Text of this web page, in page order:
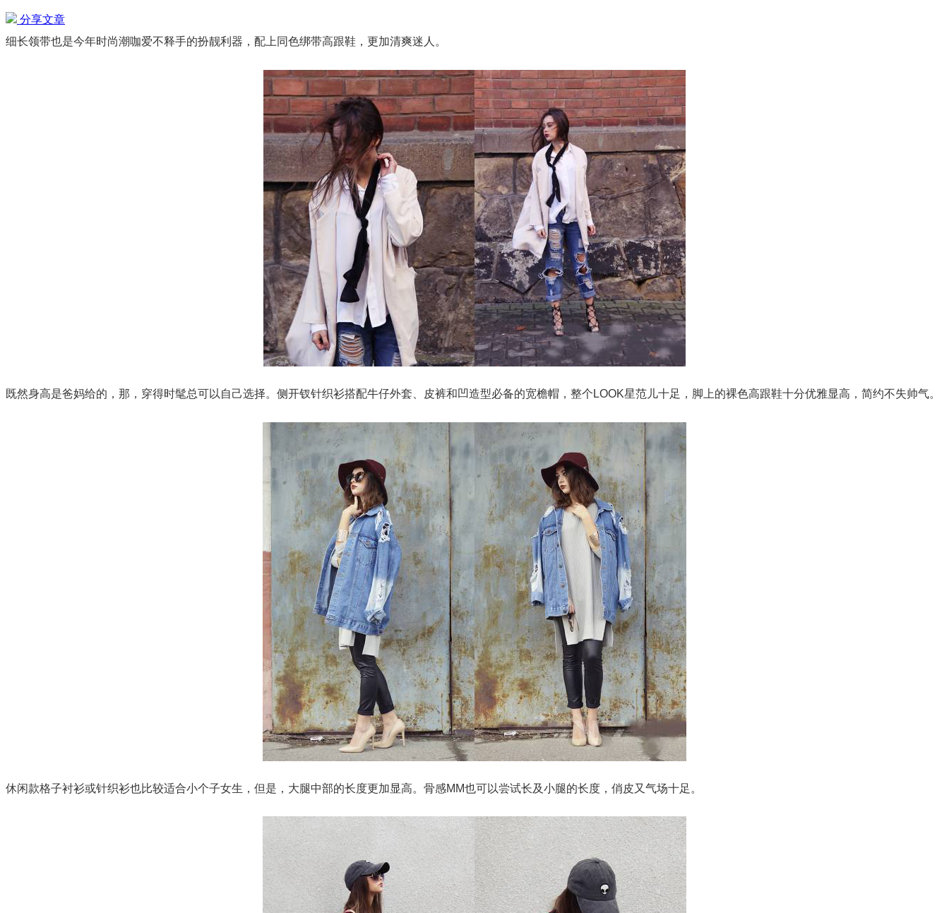
分享文章
细长领带也是今年时尚潮咖爱不释手的扮靓利器，配上同色绑带高跟鞋，更加清爽迷人。
既然身高是爸妈给的，那，穿得时髦总可以自己选择。侧开钗针织衫搭配牛仔外套、皮裤和凹造型必备的宽檐帽，整个LOOK星范儿十足，脚上的裸色高跟鞋十分优雅显高，简约不失帅气。
休闲款格子衬衫或针织衫也比较适合小个子女生，但是，大腿中部的长度更加显高。骨感MM也可以尝试长及小腿的长度，俏皮又气场十足。